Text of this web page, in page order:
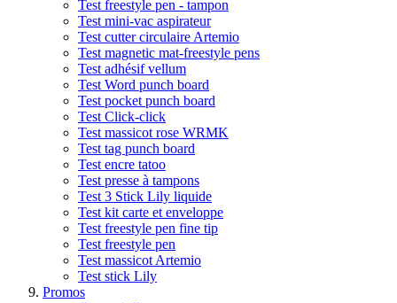
Test freestyle pen - tampon
Test mini-vac aspirateur
Test cutter circulaire Artemio
Test magnetic mat-freestyle pens
Test adhésif vellum
Test Word punch board
Test pocket punch board
Test Click-click
Test massicot rose WRMK
Test tag punch board
Test encre tatoo
Test presse à tampons
Test 3 Stick Lily liquide
Test kit carte et enveloppe
Test freestyle pen fine tip
Test freestyle pen
Test massicot Artemio
Test stick Lily
Promos